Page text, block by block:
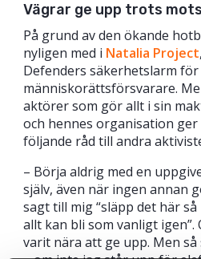
Vägrar ge upp trots
På grund av den ökande
nyligen med i Natalia Project
Defenders säkerhetslarm för
människorättsförsvarare.
aktörer som gör allt i sin
och hennes organisation
följande råd till andra
– Börja aldrig med en
själv, även när ingen annan
sagt till mig “släpp det här
allt kan bli som vanligt igen”.
varit nära att ge upp. Men